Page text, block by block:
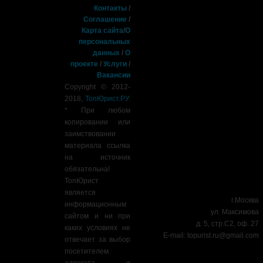
Контакты /
Соглашение /
Карта сайта/О
персональных
данных /О
проекте /Услуги /
Вакансии
Copyright © 2012-
2018,ТопЮрист.РУ.
* При любом
копировании или
заимствовании
материала ссылка
на источник
обязательна!
ТопЮрист
является
информационным
сайтом и ни при
каких условиях не
отвечает за выбор
посетителем
г.Москва
ул. Максимова
д. 5, стр.С2, оф. 27
E-mail:topurist.ru@gmail.com